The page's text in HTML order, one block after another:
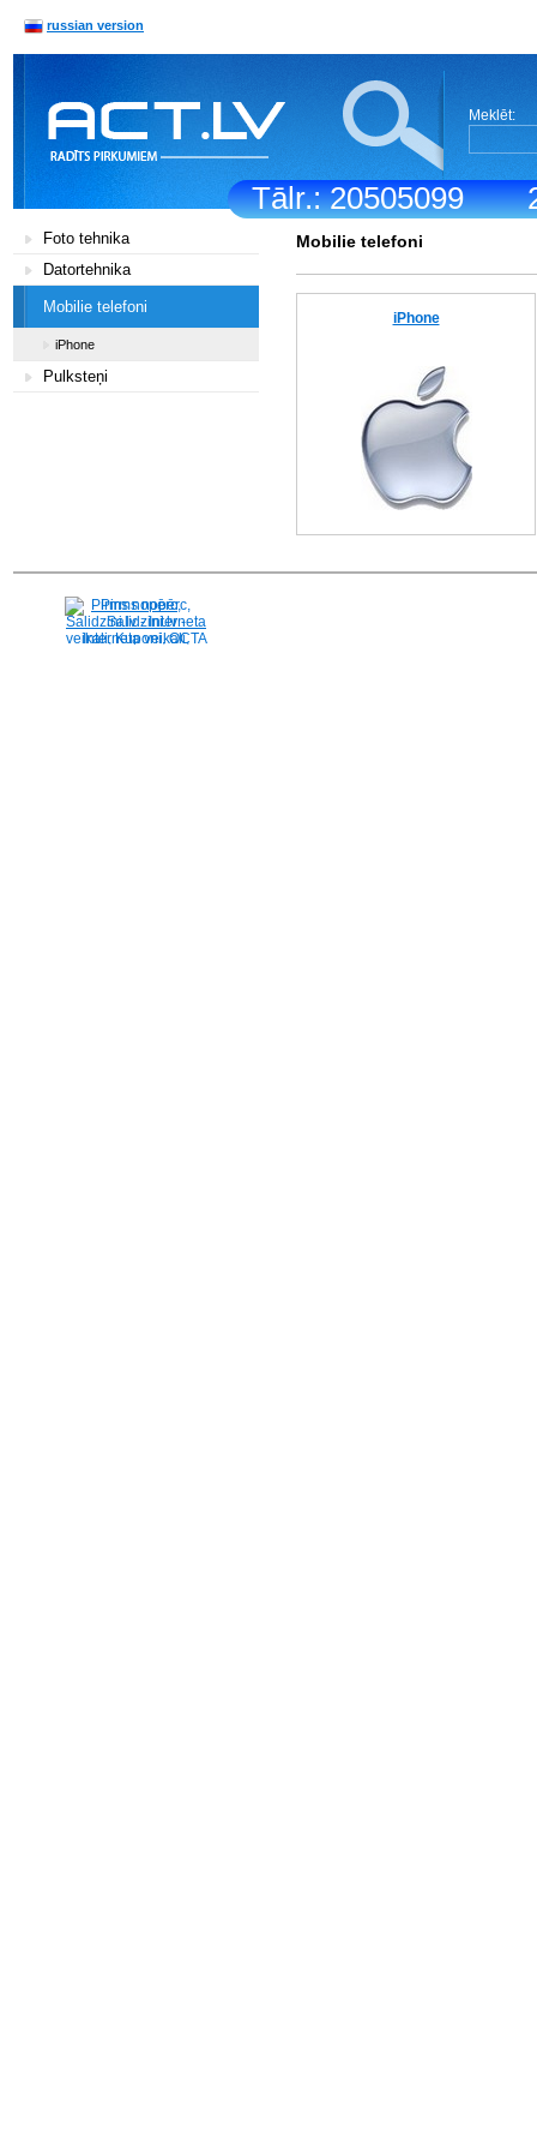
Tālr.: 20505099
russian version
Meklēt:
Foto tehnika
Datortehnika
Mobilie telefoni
iPhone
Pulksteņi
Mobilie telefoni
iPhone
Pirms nopērc,
Salidzini.lv - Interneta
veikali, Kuponi, OCTA